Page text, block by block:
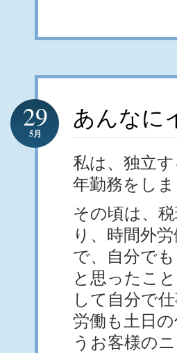
あんなに
29
5月
私は、独立
年勤務をしま
その頃は、
り、時間外
で、自分で
と思ったこ
して自分で
労働も土日
うお客様の